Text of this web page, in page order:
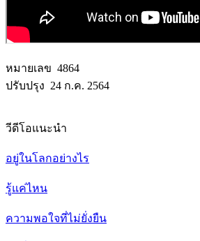
หมายเลข 4864
ปรับปรุง 24 ก.ค. 2564
วีดีโอแนะนำ
อยู่ในโลกอย่างไร
รู้แค่ไหน
ความพอใจที่ไม่ยั่งยืน